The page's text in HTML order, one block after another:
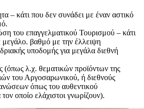
– κάτι που δεν συνάδει με έναν αστικό
του επαγγελματικού Τουρισμού – κάτι
μεγάλο. βαθμό με την έλλειψη
υποδομής για μεγάλα διεθνή
λ.χ. θεματικών προϊόντων της
του Αργοσαρωνικού, ή διεθνούς
όπως του αυθεντικού
οποίο ελάχιστοι γνωρίζουν).